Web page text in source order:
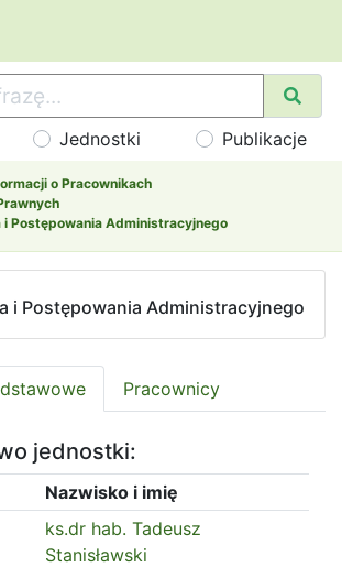
Jednostki Publikacje
o Pracownikach
i Postępowania Administracyjnego
i Postępowania Administracyjnego
Pracownicy
jednostki:
Nazwisko i imię
ks.dr hab. Tadeusz
Stanisławski